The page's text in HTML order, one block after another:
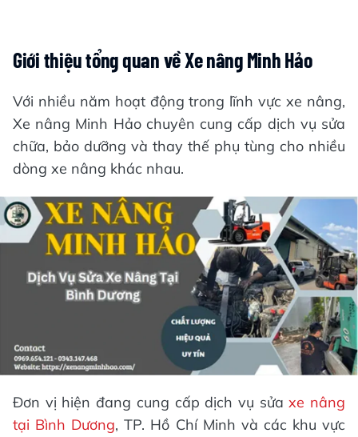
Giới thiệu tổng quan về Xe nâng Minh Hảo
Với nhiều năm hoạt động trong lĩnh vực xe nâng,
Xe nâng Minh Hảo chuyên cung cấp dịch vụ sửa
chữa, bảo dưỡng và thay thế phụ tùng cho nhiều
dòng xe nâng khác nhau.
Đơn vị hiện đang cung cấp dịch vụ sửaxe nâng
tại Bình Dương, TP. Hồ Chí Minh và các khu vực